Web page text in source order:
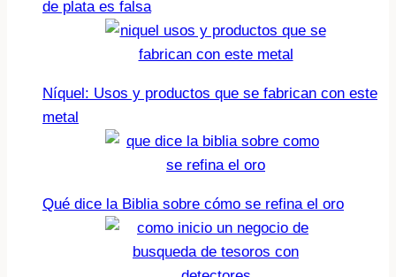
de plata es falsa
Níquel: Usos y productos que se fabrican con este
metal
Qué dice la Biblia sobre cómo se refina el oro